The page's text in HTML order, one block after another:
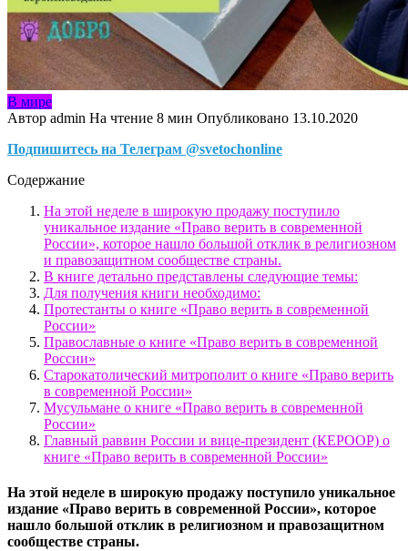
В мире
Автор admin На чтение 8 мин Опубликовано 13.10.2020
Подпишитесь на Телеграм @svetochonline
Содержание
На этой неделе в широкую продажу поступило
уникальное издание «Право верить в современной
России», которое нашло большой отклик в религиозном
и правозащитном сообществе страны.
В книге детально представлены следующие темы:
Для получения книги необходимо:
Протестанты о книге «Право верить в современной
России»
Православные о книге «Право верить в современной
России»
Старокатолический митрополит о книге «Право верить
в современной России»
Мусульмане о книге «Право верить в современной
России»
Главный раввин России и вице-президент (КЕРООР) о
книге «Право верить в современной России»
На этой неделе в широкую продажу поступило уникальное
издание «Право верить в современной России», которое
нашло большой отклик в религиозном и правозащитном
сообществе страны.